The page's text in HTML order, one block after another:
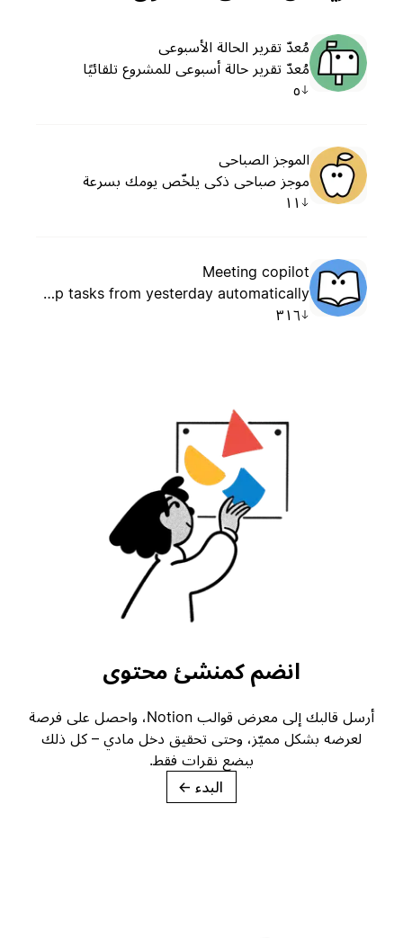
مُعدّ تقرير الحالة الأسبوعي
مُعدّ تقرير حالة أسبوعي للمشروع تلقائيًا
٥
الموجز الصباحي
موجز صباحي ذكي يلخّص يومك بسرعة
١١
Meeting copilot
Preps you for today's meetings each morning and captures follow-up tasks from yesterday automatically.
٣١٦
انضم كمنشئ محتوى
أرسل قالبك إلى معرض قوالب Notion، واحصل على فرصة
لعرضه بشكل مميّز، وحتى تحقيق دخل مادي – كل ذلك
ببضع نقرات فقط.
البدء →